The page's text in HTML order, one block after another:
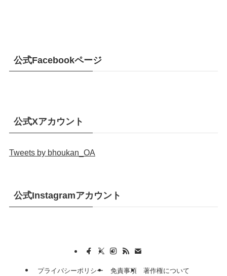
公式Facebookページ
公式Xアカウント
Tweets by bhoukan_OA
公式Instagramアカウント
プライバシーポリシー 免責事項 著作権について